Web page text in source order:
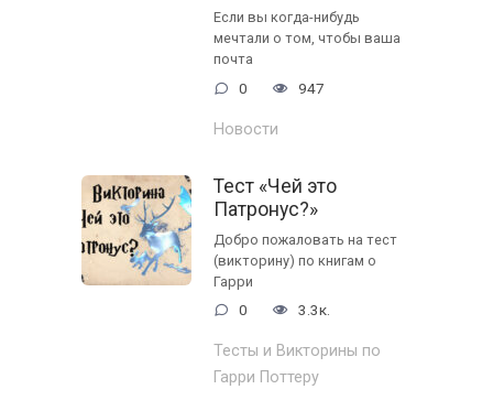
Если вы когда-нибудь
мечтали о том, чтобы ваша
почта
0 947
Новости
Тест «Чей это
Патронус?»
Добро пожаловать на тест
(викторину) по книгам о
Гарри
0 3.3к.
Тесты и Викторины по
Гарри Поттеру